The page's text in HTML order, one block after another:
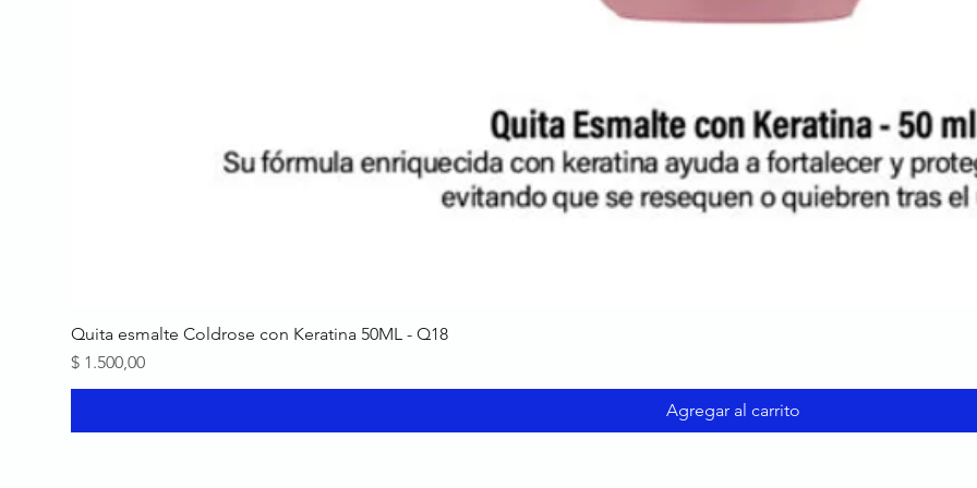
Quita esmalte Coldrose con Keratina 50ML - Q18
Precio
$ 1.500,00
Agregar al carrito